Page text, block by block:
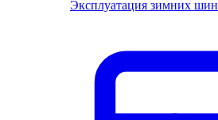
Эксплуатация зимних шин